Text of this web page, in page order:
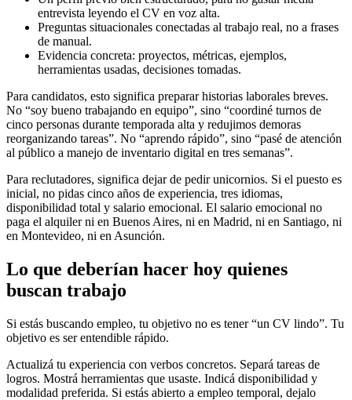
entrevista leyendo el CV en voz alta.
Preguntas situacionales conectadas al trabajo real, no a frases
de manual.
Evidencia concreta: proyectos, métricas, ejemplos,
herramientas usadas, decisiones tomadas.
Para candidatos, esto significa preparar historias laborales breves.
No “soy bueno trabajando en equipo”, sino “coordiné turnos de
cinco personas durante temporada alta y redujimos demoras
reorganizando tareas”. No “aprendo rápido”, sino “pasé de atención
al público a manejo de inventario digital en tres semanas”.
Para reclutadores, significa dejar de pedir unicornios. Si el puesto es
inicial, no pidas cinco años de experiencia, tres idiomas,
disponibilidad total y salario emocional. El salario emocional no
paga el alquiler ni en Buenos Aires, ni en Madrid, ni en Santiago, ni
en Montevideo, ni en Asunción.
Lo que deberían hacer hoy quienes
buscan trabajo
Si estás buscando empleo, tu objetivo no es tener “un CV lindo”. Tu
objetivo es ser entendible rápido.
Actualizá tu experiencia con verbos concretos. Separá tareas de
logros. Mostrá herramientas que usaste. Indicá disponibilidad y
modalidad preferida. Si estás abierto a empleo temporal, dejalo